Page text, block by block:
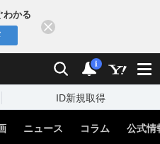
わかる
検索 通知
i
ID新規取得
ニュース コラム 公式情